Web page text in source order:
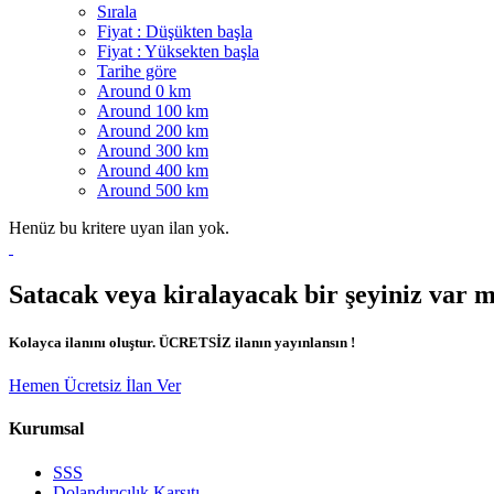
Sırala
Fiyat : Düşükten başla
Fiyat : Yüksekten başla
Tarihe göre
Around 0 km
Around 100 km
Around 200 km
Around 300 km
Around 400 km
Around 500 km
Henüz bu kritere uyan ilan yok.
Satacak veya kiralayacak bir şeyiniz var
Kolayca ilanını oluştur. ÜCRETSİZ ilanın yayınlansın !
Hemen Ücretsiz İlan Ver
Kurumsal
SSS